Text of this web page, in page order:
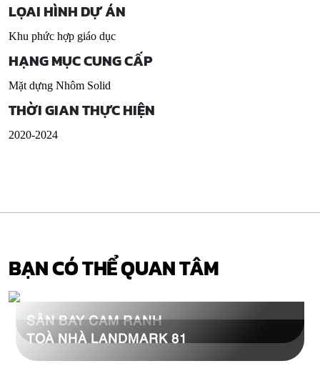
LỌAI HÌNH DỰ ÁN
Khu phức hợp giáo dục
HẠNG MỤC CUNG CẤP
Mặt dựng Nhôm Solid
THỜI GIAN THỰC HIỆN
2020-2024
BẠN CÓ THỂ QUAN TÂM
SÂN BAY CAM RANH
TOÀ NHÀ LANDMARK 81